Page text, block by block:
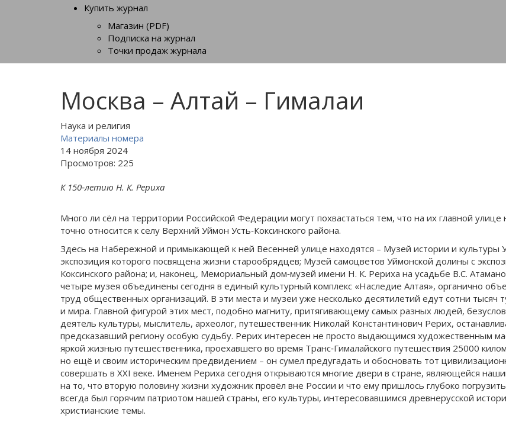
Купить журнал
Магазин (PDF)
Подписка на журнал
Точки продаж журнала
Москва – Алтай – Гималаи
Наука и религия
Материалы номера
14 ноября 2024
Просмотров: 225
К 150‐летию Н. К. Рериха
Много ли сёл на территории Российской Федерации могут похвастаться тем, что на их главной
точно относится к селу Верхний Уймон Усть‐Коксинского района.
Здесь на Набережной и примыкающей к ней Весенней улице находятся – Музей истории и культуры
экспозиция которого посвящена жизни старообрядцев; Музей самоцветов Уймонской долины с
Коксинского района; и, наконец, Мемориальный дом‐музей имени Н. К. Рериха на усадьбе В.С.
четыре музея объединены сегодня в единый культурный комплекс «Наследие Алтая», органично
труд общественных организаций. В эти места и музеи уже несколько десятилетий едут сотни тысяч
и мира. Главной фигурой этих мест, подобно магниту, притягивающему самых разных людей,
деятель культуры, мыслитель, археолог, путешественник Николай Константинович Рерих,
предсказавший региону особую судьбу. Рерих интересен не просто выдающимся художественным
яркой жизнью путешественника, проехавшего во время Транс‐Гималайского путешествия 25000
но ещё и своим историческим предвидением – он сумел предугадать и обосновать тот
совершать в XXI веке. Именем Рериха сегодня открываются многие двери в стране, являющейся
на то, что вторую половину жизни художник провёл вне России и что ему пришлось глубоко
всегда был горячим патриотом нашей страны, его культуры, интересовавшимся древнерусской
христианские темы.